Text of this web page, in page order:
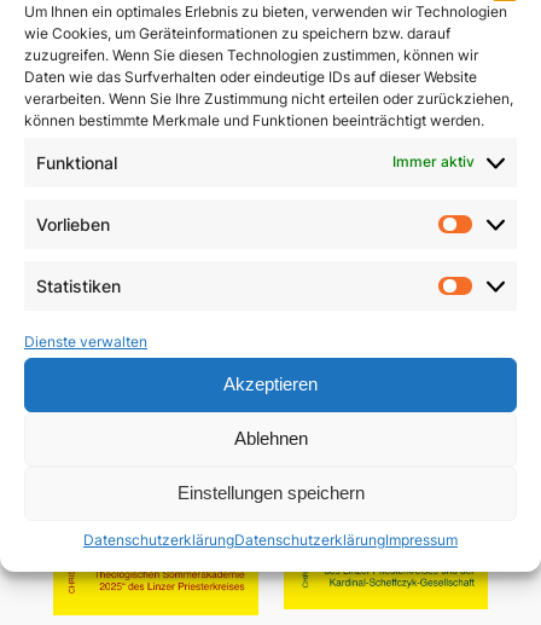
Um Ihnen ein optimales Erlebnis zu bieten, verwenden wir Technologien
wie Cookies, um Geräteinformationen zu speichern bzw. darauf
zuzugreifen. Wenn Sie diesen Technologien zustimmen, können wir
Daten wie das Surfverhalten oder eindeutige IDs auf dieser Website
verarbeiten. Wenn Sie Ihre Zustimmung nicht erteilen oder zurückziehen,
können bestimmte Merkmale und Funktionen beeinträchtigt werden.
Funktional Immer aktiv
Vorlieben
Statistiken
Dienste verwalten
Akzeptieren
Ablehnen
Einstellungen speichern
DatenschutzerklärungDatenschutzerklärungImpressum
Ablass-Gebetsbildchen
(Motiv C: Dießen)
5,00€
In den Warenkorb
Ablass-Gebetsbildchen
(Motiv D: Maria
Vesperbild)
5,00€